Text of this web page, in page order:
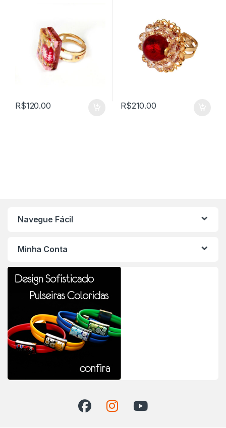
R$120.00 R$210.00
Navegue Fácil
Minha Conta